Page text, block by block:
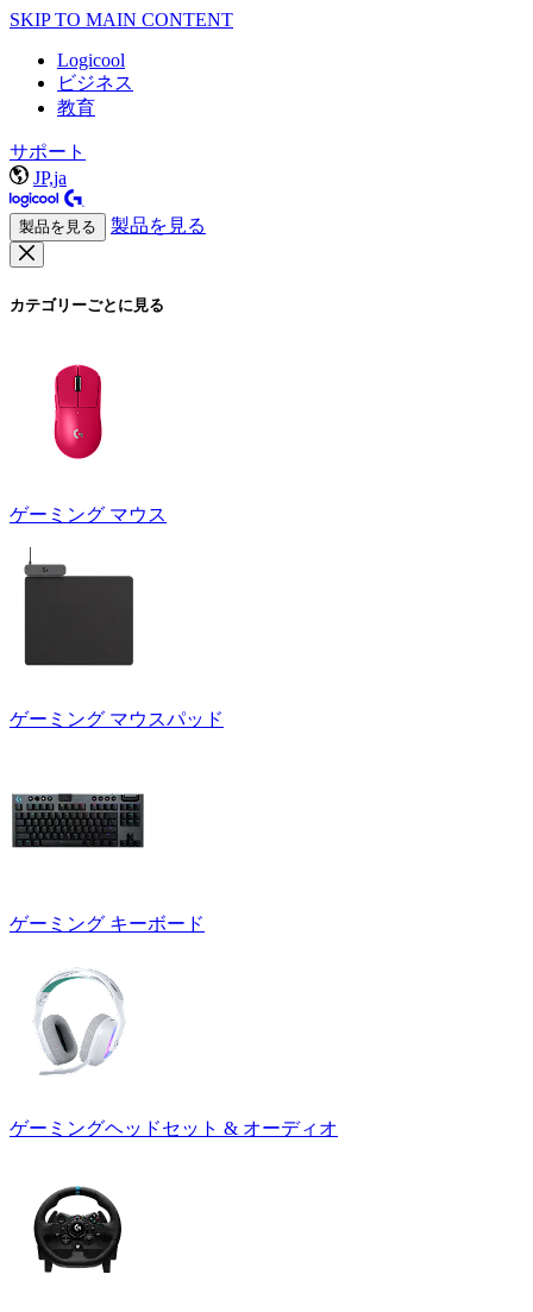
SKIP TO MAIN CONTENT
Logicool
ビジネス
教育
サポート
JP,ja
製品を見る 製品を見る
カテゴリーごとに見る
ゲーミング マウス
ゲーミング マウスパッド
ゲーミング キーボード
ゲーミングヘッドセット & オーディオ